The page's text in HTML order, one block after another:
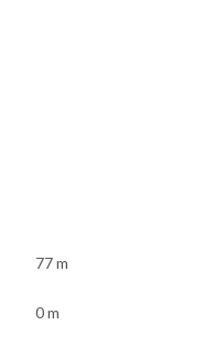
77 m
0 m